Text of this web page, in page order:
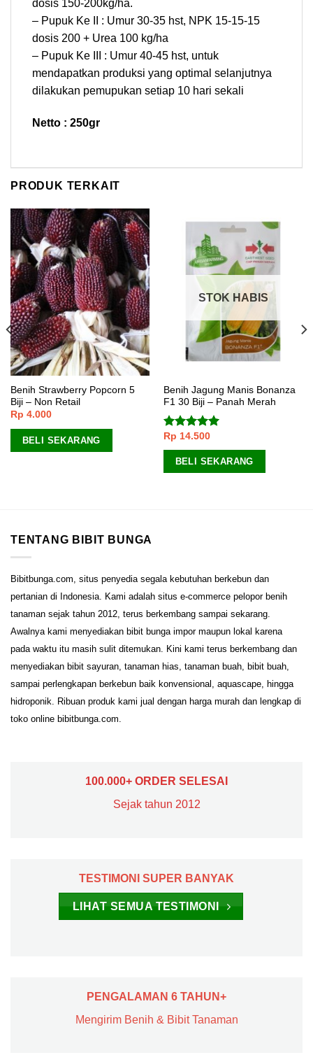
dosis 150-200kg/ha.
– Pupuk Ke II : Umur 30-35 hst, NPK 15-15-15
dosis 200 + Urea 100 kg/ha
– Pupuk Ke III : Umur 40-45 hst, untuk
mendapatkan produksi yang optimal selanjutnya
dilakukan pemupukan setiap 10 hari sekali
Netto : 250gr
PRODUK TERKAIT
Benih Strawberry Popcorn 5
Biji – Non Retail
Rp 4.000
BELI SEKARANG
STOK HABIS
Benih Jagung Manis Bonanza
F1 30 Biji – Panah Merah
Dinilai5.00
dari 5
Rp 14.500
BELI SEKARANG
TENTANG BIBIT BUNGA
Bibitbunga.com, situs penyedia segala kebutuhan berkebun dan
pertanian di Indonesia. Kami adalah situs e-commerce pelopor benih
tanaman sejak tahun 2012, terus berkembang sampai sekarang.
Awalnya kami menyediakan bibit bunga impor maupun lokal karena
pada waktu itu masih sulit ditemukan. Kini kami terus berkembang dan
menyediakan bibit sayuran, tanaman hias, tanaman buah, bibit buah,
sampai perlengkapan berkebun baik konvensional, aquascape, hingga
hidroponik. Ribuan produk kami jual dengan harga murah dan lengkap di
toko online bibitbunga.com.
100.000+ ORDER SELESAI
Sejak tahun 2012
TESTIMONI SUPER BANYAK
LIHAT SEMUA TESTIMONI
PENGALAMAN 6 TAHUN+
Mengirim Benih & Bibit Tanaman